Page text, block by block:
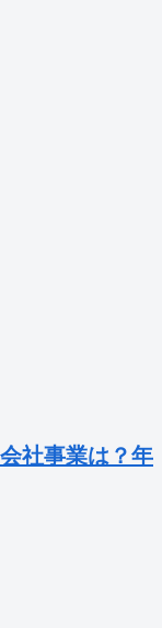
社事業は？年